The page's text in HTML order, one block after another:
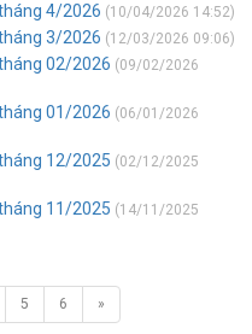
4/2026 (10/04/2026 14:52)
3/2026 (12/03/2026 09:06)
02/2026 (09/02/2026
01/2026 (06/01/2026
12/2025 (02/12/2025
11/2025 (14/11/2025
5 6 »